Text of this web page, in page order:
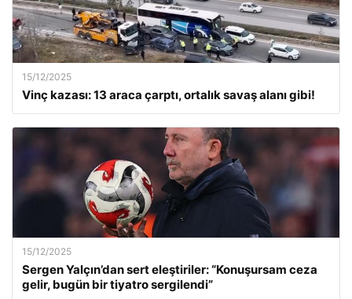
15/12/2025
Vinç kazası: 13 araca çarptı, ortalık savaş alanı gibi!
15/12/2025
Sergen Yalçın’dan sert eleştiriler: “Konuşursam ceza
gelir, bugün bir tiyatro sergilendi”